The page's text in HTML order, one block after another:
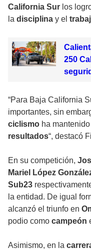
California Sur los
la disciplina y el
250
“Para Baja California
importantes, sin
ciclismo ha
resultados“, destacó
En su competición,
Mariel López
Sub23
la entidad. De igual
alcanzó el triunfo en
podio como campeón
Asimismo, en la